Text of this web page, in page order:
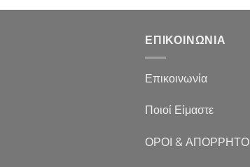
ΕΠΙΚΟΙΝΩΝΙΑ
Επικοινωνία
Ποιοί Είμαστε
ΟΡΟΙ & ΑΠΟΡΡΗΤΟ